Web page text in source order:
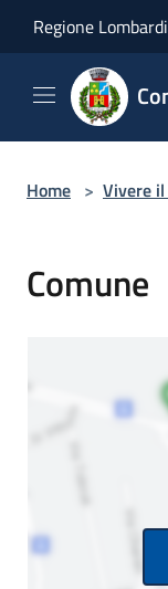
Regione
Home > Vivere
Comune